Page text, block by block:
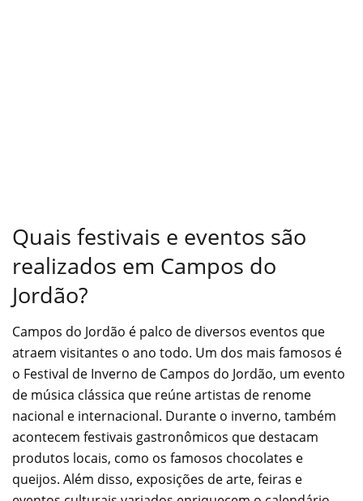
Quais festivais e eventos são
realizados em Campos do
Jordão?
Campos do Jordão é palco de diversos eventos que
atraem visitantes o ano todo. Um dos mais famosos é
o Festival de Inverno de Campos do Jordão, um evento
de música clássica que reúne artistas de renome
nacional e internacional. Durante o inverno, também
acontecem festivais gastronômicos que destacam
produtos locais, como os famosos chocolates e
queijos. Além disso, exposições de arte, feiras e